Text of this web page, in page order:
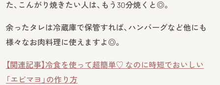
た、こんがり焼きたい人は、もう30分焼くと◎。
余ったタレは冷蔵庫で保管すれば、ハンバーグなど他にも
様々なお肉料理に使えますよ◎。
【関連記事】冷食を使って超簡単♡ なのに時短でおいしい
「エビマヨ」の作り方